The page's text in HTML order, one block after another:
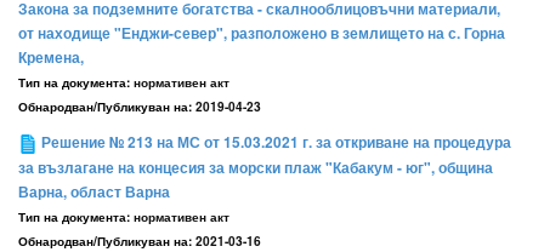
Закона за подземните богатства - скалнооблицовъчни материали,
от находище "Енджи-север", разположено в землището на с. Горна
Кремена,
Тип на документа: нормативен акт
Обнародван/Публикуван на: 2019-04-23
Решение № 213 на МС от 15.03.2021 г. за откриване на процедура
за възлагане на концесия за морски плаж "Кабакум - юг", община
Варна, област Варна
Тип на документа: нормативен акт
Обнародван/Публикуван на: 2021-03-16